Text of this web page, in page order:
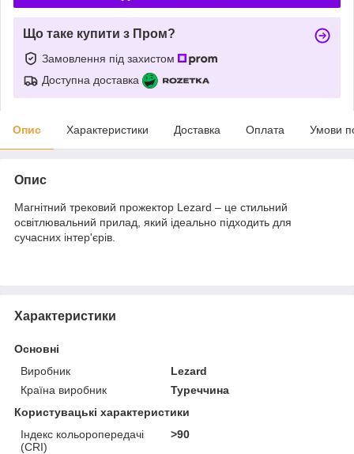
Що таке купити з Пром?
Замовлення під захистом
Доступна доставка
Опис Характеристики Доставка Оплата Умови
Опис
Магнітний трековий прожектор Lezard – це стильний
освітлювальний прилад, який ідеально підходить для
сучасних інтер'єрів.
Характеристики
Основні
Виробник
Lezard
Країна виробник
Туреччина
Користувацькі характеристики
Індекс кольоропередачі
(CRI)
>90